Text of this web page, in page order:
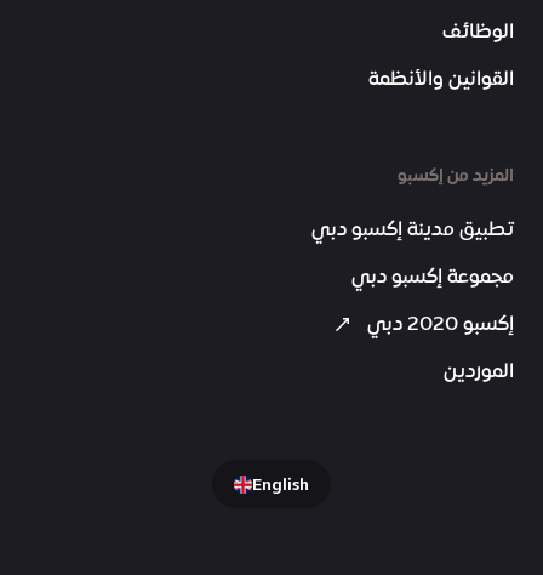
الوظائف
القوانين والأنظمة
المزيد من إكسبو
تطبيق مدينة إكسبو دبي
مجموعة إكسبو دبي
إكسبو 2020 دبي
الموردين
English